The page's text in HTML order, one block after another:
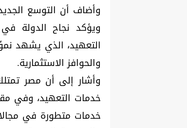
ويؤكد نجاح الدولة
التعهيد، الذي يشهد
والحوافز الاستثمارية.
وأشار إلى أن مصر
خدمات التعهيد، وفي
خدمات متطورة في مجالات